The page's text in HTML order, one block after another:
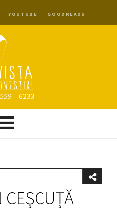
YOUTUBE GOODREADS
CEȘCUȚĂ